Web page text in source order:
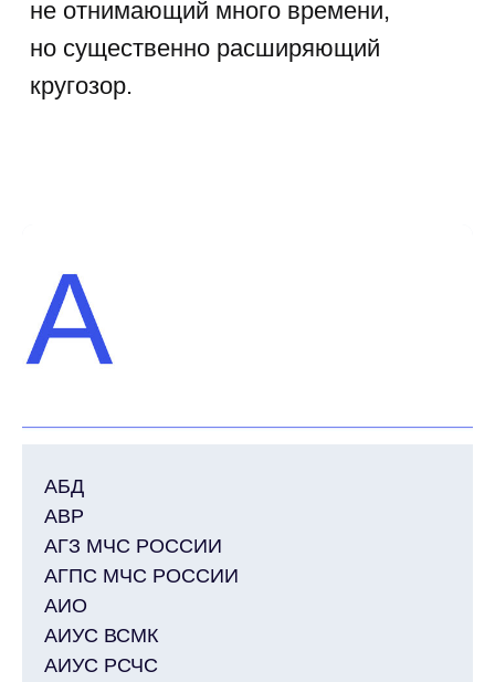
АБД
АВР
АГЗ МЧС РОССИИ
АГПС МЧС РОССИИ
АИО
АИУС ВСМК
АИУС РСЧС